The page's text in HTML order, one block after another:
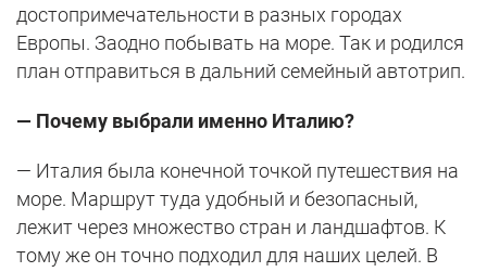
достопримечательности в разных городах
Европы. Заодно побывать на море. Так и родился
план отправиться в дальний семейный автотрип.
— Почему выбрали именно Италию?
— Италия была конечной точкой путешествия на
море. Маршрут туда удобный и безопасный,
лежит через множество стран и ландшафтов. К
тому же он точно подходил для наших целей. В